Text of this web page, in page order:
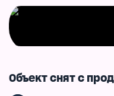
Объект снят с